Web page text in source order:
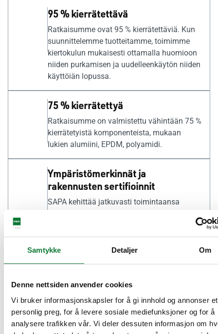
Samtykke Detaljer Om
Denne nettsiden anvender cookies
Vi bruker informasjonskapsler for å gi innhold og annonser et
personlig preg, for å levere sosiale mediefunksjoner og for å
analysere trafikken vår. Vi deler dessuten informasjon om
95 % kierrätettävä
Ratkaisumme ovat 95 % kierrätettäviä. Kun
suunnittelemme tuotteitamme, toimimme
kiertokulun mukaisesti ottamalla huomioon
niiden purkamisen ja uudelleenkäytön niiden
käyttöiän lopussa.
75 % kierrätettyä
Ratkaisumme on valmistettu vähintään 75 %
kierrätetyistä komponenteista, mukaan
lukien alumiini, EPDM, polyamidi.
Ympäristömerkinnät ja
rakennusten sertifioinnit
SAPA kehittää jatkuvasti toimintaansa
Rakennusten sertifioinnin helpottamiseksi
tuotteemme on rekisteröity asiaankuuluviin
kunkin tuotteen omalta sivulta
verkkosivustollamme.
Ympäristöselosteet (EPD:t)